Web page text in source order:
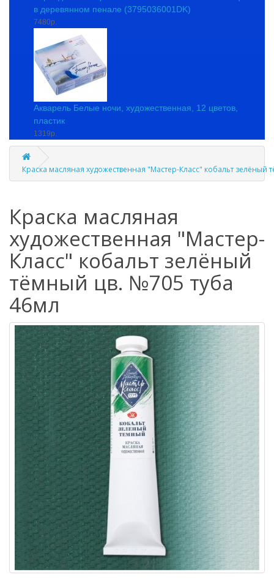
в деревянном пенале (3795036001DK)
7480р.
Акварель Белые ночи, художественная, 12 цветов,
пластик
1319р.
Краска масляная художественная "Мастер-Класс" кобальт зелёный
Краска масляная
художественная "Мастер-
Класс" кобальт зелёный
тёмный цв. №705 туба
46мл